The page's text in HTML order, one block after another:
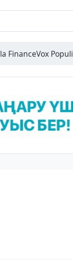
Vox Populi
Finance